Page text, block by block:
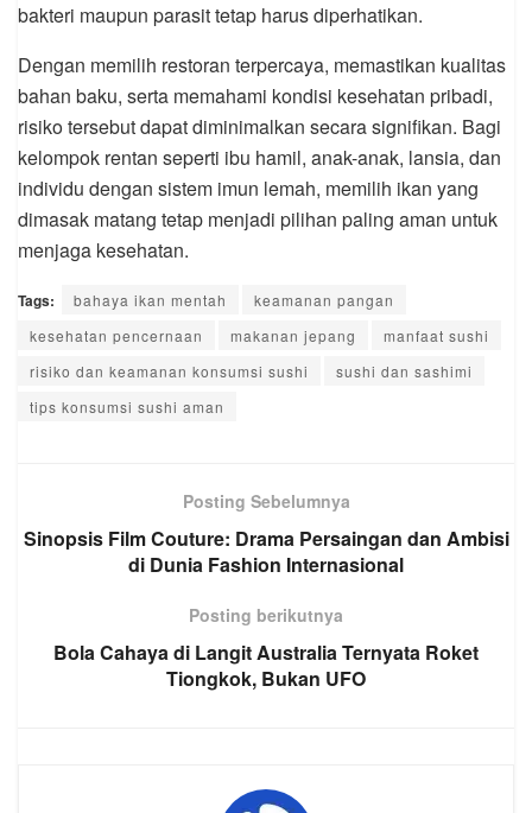
bakteri maupun parasit tetap harus diperhatikan.
Dengan memilih restoran terpercaya, memastikan kualitas
bahan baku, serta memahami kondisi kesehatan pribadi,
risiko tersebut dapat diminimalkan secara signifikan. Bagi
kelompok rentan seperti ibu hamil, anak-anak, lansia, dan
individu dengan sistem imun lemah, memilih ikan yang
dimasak matang tetap menjadi pilihan paling aman untuk
menjaga kesehatan.
Tags: bahaya ikan mentah
keamanan pangan
kesehatan pencernaan
makanan jepang
manfaat sushi
risiko dan keamanan konsumsi sushi
sushi dan sashimi
tips konsumsi sushi aman
Posting Sebelumnya
Sinopsis Film Couture: Drama Persaingan dan Ambisi
di Dunia Fashion Internasional
Posting berikutnya
Bola Cahaya di Langit Australia Ternyata Roket
Tiongkok, Bukan UFO